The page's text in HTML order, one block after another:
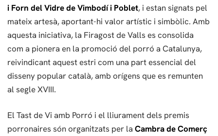
i Forn del Vidre de Vimbodí i Poblet, i estan signats pel
mateix artesà, aportant-hi valor artístic i simbòlic. Amb
aquesta iniciativa, la Firagost de Valls es consolida
com a pionera en la promoció del porró a Catalunya,
reivindicant aquest estri com una part essencial del
disseny popular català, amb orígens que es remunten
al segle XVIII.
El Tast de Vi amb Porró i el lliurament dels premis
porronaires són organitzats per la Cambra de Comerç